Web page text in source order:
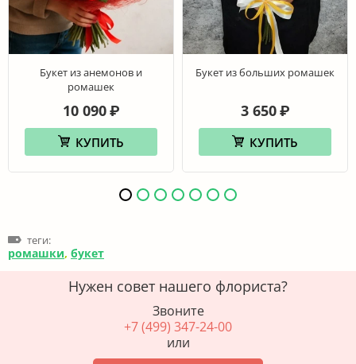
Букет из анемонов и
ромашек
10 090 ₽
КУПИТЬ
Букет из больших ромашек
3 650 ₽
КУПИТЬ
теги:
ромашки, букет
Нужен совет нашего флориста?
Звоните
+7 (499) 347-24-00
или